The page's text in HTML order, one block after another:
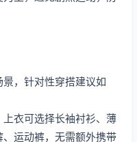
，针对性穿搭建议如
衣可选择长袖衬衫、薄
运动裤，无需额外携带